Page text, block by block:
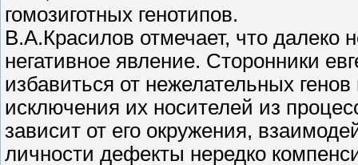
гомозиготных генотипов.
В.А.Красилов отмечает, что далеко
негативное явление. Сторонники
избавиться от нежелательных
исключения их носителей из
зависит от его окружения,
личности дефекты нередко